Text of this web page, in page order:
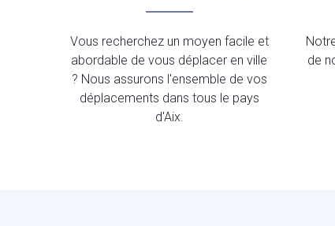
Vous recherchez un moyen facile et
abordable de vous déplacer en ville
? Nous assurons l'ensemble de vos
déplacements dans tous le pays
d'Aix.
de